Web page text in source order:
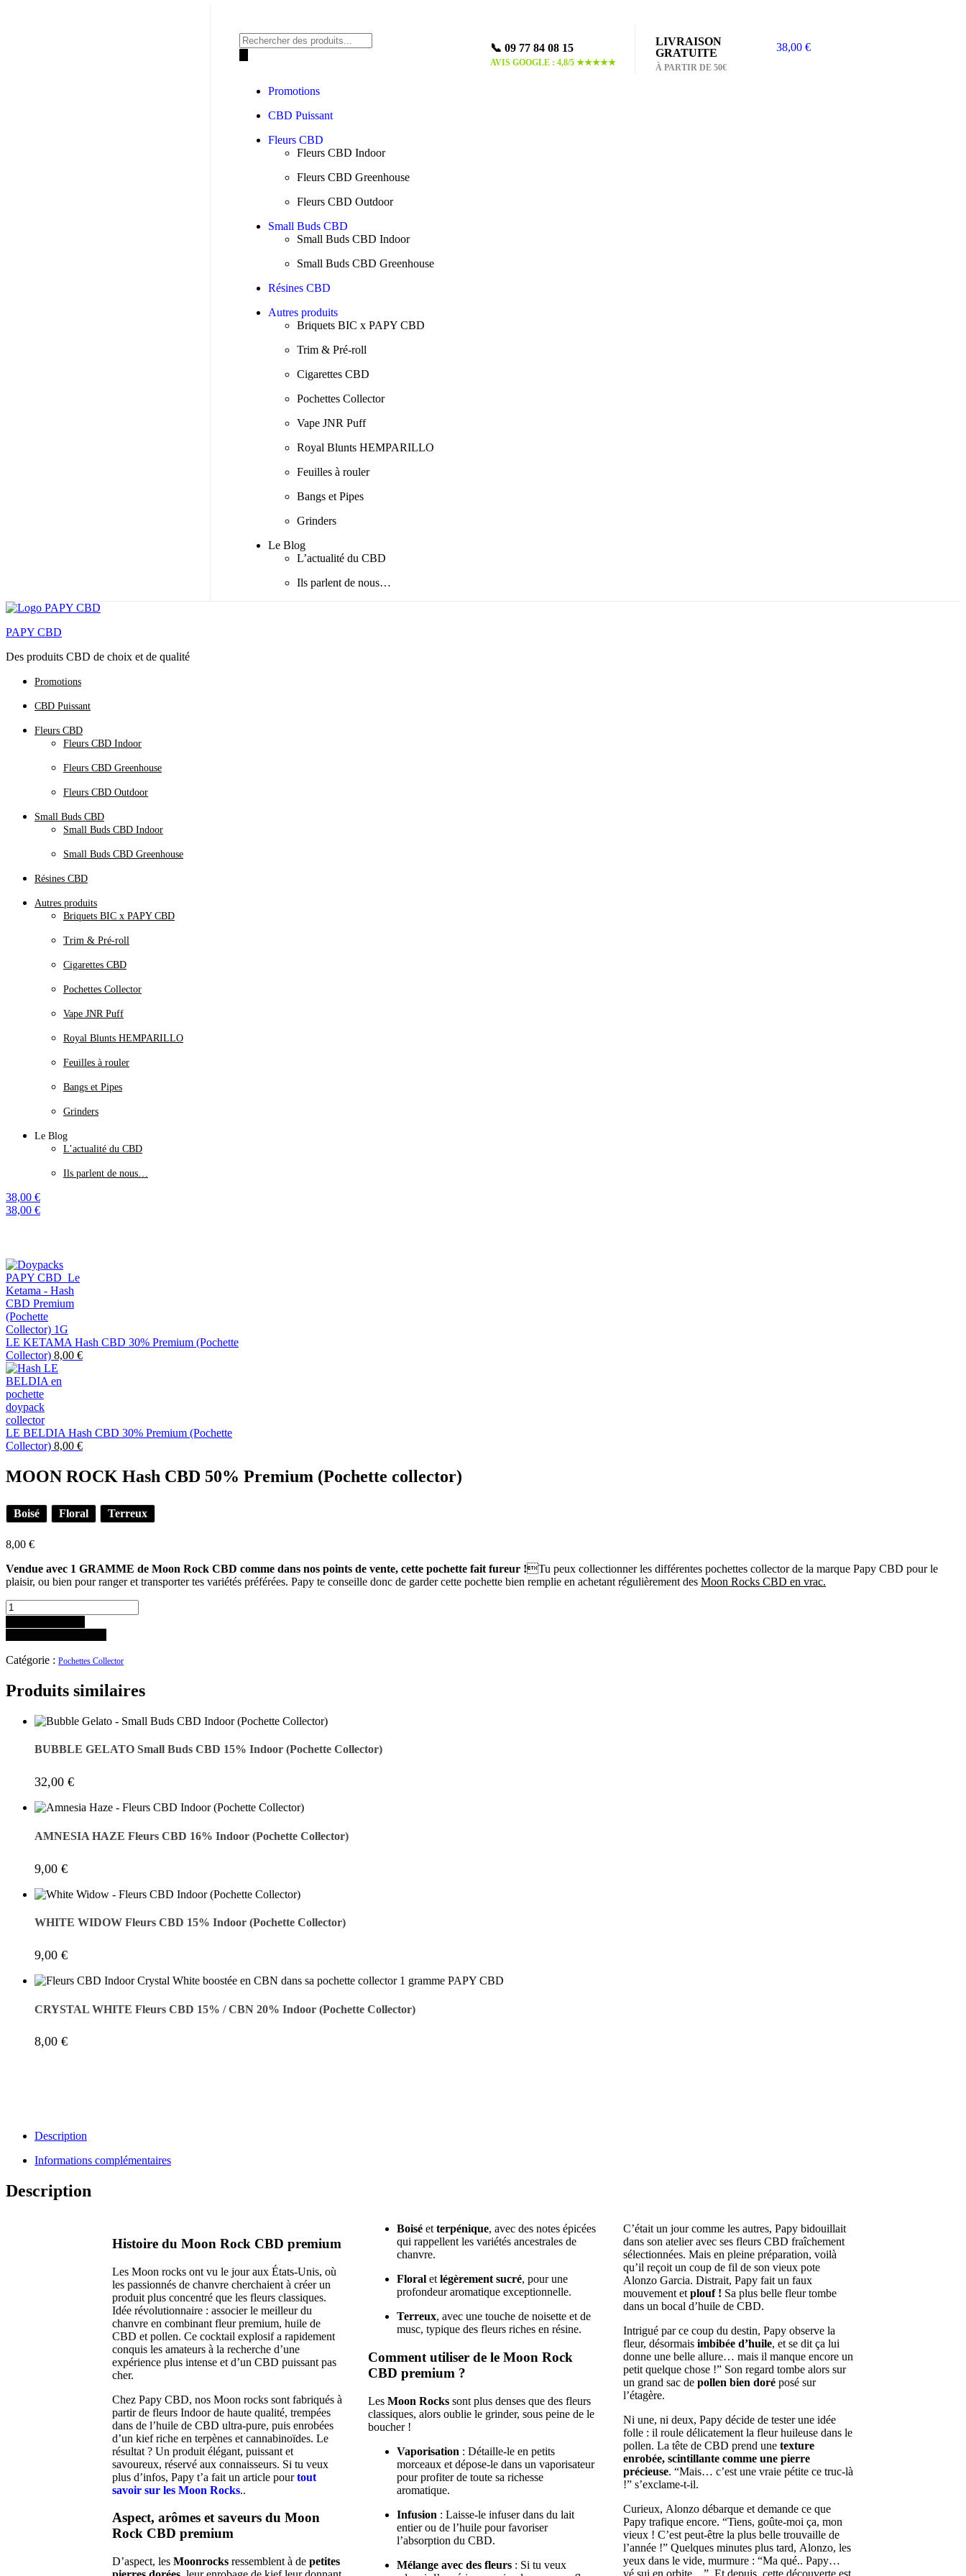
📞 09 77 84 08 15
AVIS GOOGLE : 4,8/5 ★★★★★
LIVRAISON
GRATUITE
À PARTIR DE 50€
38,00 €
Promotions
CBD Puissant
Fleurs CBD
Fleurs CBD Indoor
Fleurs CBD Greenhouse
Fleurs CBD Outdoor
Small Buds CBD
Small Buds CBD Indoor
Small Buds CBD Greenhouse
Résines CBD
Autres produits
Briquets BIC x PAPY CBD
Trim & Pré-roll
Cigarettes CBD
Pochettes Collector
Vape JNR Puff
Royal Blunts HEMPARILLO
Feuilles à rouler
Bangs et Pipes
Grinders
Le Blog
L’actualité du CBD
Ils parlent de nous…
PAPY CBD
Des produits CBD de choix et de qualité
Promotions
CBD Puissant
Fleurs CBD
Fleurs CBD Indoor
Fleurs CBD Greenhouse
Fleurs CBD Outdoor
Small Buds CBD
Small Buds CBD Indoor
Small Buds CBD Greenhouse
Résines CBD
Autres produits
Briquets BIC x PAPY CBD
Trim & Pré-roll
Cigarettes CBD
Pochettes Collector
Vape JNR Puff
Royal Blunts HEMPARILLO
Feuilles à rouler
Bangs et Pipes
Grinders
Le Blog
L’actualité du CBD
Ils parlent de nous…
38,00 €
38,00 €
LE KETAMA Hash CBD 30% Premium (Pochette
Collector) 8,00 €
LE BELDIA Hash CBD 30% Premium (Pochette
Collector) 8,00 €
MOON ROCK Hash CBD 50% Premium (Pochette collector)
Boisé Floral Terreux
8,00 €
Vendue avec 1 GRAMME de Moon Rock CBD comme dans nos points de vente, cette pochette fait fureur !Tu peux collectionner les différentes pochettes collector de la marque Papy CBD pour le
plaisir, ou bien pour ranger et transporter tes variétés préférées. Papy te conseille donc de garder cette pochette bien remplie en achetant régulièrement des Moon Rocks CBD en vrac.
Catégorie : Pochettes Collector
Produits similaires
BUBBLE GELATO Small Buds CBD 15% Indoor (Pochette Collector)
32,00 €
AMNESIA HAZE Fleurs CBD 16% Indoor (Pochette Collector)
9,00 €
WHITE WIDOW Fleurs CBD 15% Indoor (Pochette Collector)
9,00 €
CRYSTAL WHITE Fleurs CBD 15% / CBN 20% Indoor (Pochette Collector)
8,00 €
Description
Informations complémentaires
Description
Histoire du Moon Rock CBD premium
Les Moon rocks ont vu le jour aux États-Unis, où
les passionnés de chanvre cherchaient à créer un
produit plus concentré que les fleurs classiques.
Idée révolutionnaire : associer le meilleur du
chanvre en combinant fleur premium, huile de
CBD et pollen. Ce cocktail explosif a rapidement
conquis les amateurs à la recherche d’une
expérience plus intense et d’un CBD puissant pas
cher.
Chez Papy CBD, nos Moon rocks sont fabriqués à
partir de fleurs Indoor de haute qualité, trempées
dans de l’huile de CBD ultra-pure, puis enrobées
d’un kief riche en terpènes et cannabinoïdes. Le
résultat ? Un produit élégant, puissant et
savoureux, réservé aux connaisseurs. Si tu veux
plus d’infos, Papy t’a fait un article pourtout
savoir sur les Moon Rocks..
Aspect, arômes et saveurs du Moon
Rock CBD premium
D’aspect, les Moonrocks ressemblent à de petites
Boiséet terpénique, avec des notes épicées
qui rappellent les variétés ancestrales de
chanvre.
Floralet légèrement sucré, pour une
profondeur aromatique exceptionnelle.
Terreux, avec une touche de noisette et de
musc, typique des fleurs riches en résine.
Comment utiliser de le Moon Rock
CBD premium ?
Les Moon Rockssont plus denses que des fleurs
classiques, alors oublie le grinder, sous peine de le
boucher !
Vaporisation : Détaille-le en petits
morceaux et dépose-le dans un vaporisateur
pour profiter de toute sa richesse
aromatique.
Infusion : Laisse-le infuser dans du lait
entier ou de l’huile pour favoriser
l’absorption du CBD.
Mélange avec des fleurs: Si tu veux
C’était un jour comme les autres, Papy bidouillait
dans son atelier avec ses fleurs CBD fraîchement
sélectionnées. Mais en pleine préparation, voilà
qu’il reçoit un coup de fil de son vieux pote
Alonzo Garcia. Distrait, Papy fait un faux
mouvement etplouf ! Sa plus belle fleur tombe
dans un bocal d’huile de CBD.
Intrigué par ce coup du destin, Papy observe la
fleur, désormaisimbibée d’huile, et se dit ça lui
donne une belle allure… mais il manque encore un
petit quelque chose !” Son regard tombe alors sur
un grand sac depollen bien doré posé sur
l’étagère.
Ni une, ni deux, Papy décide de tester une idée
folle : il roule délicatement la fleur huileuse dans le
pollen. La tête de CBD prend unetexture
enrobée, scintillante comme une pierre
précieuse. “Mais… c’est une vraie pétite ce truc-là
!” s’exclame-t-il.
Curieux, Alonzo débarque et demande ce que
Papy trafique encore. “Tiens, goûte-moi ça, mon
vieux ! C’est peut-être la plus belle trouvaille de
l’année !” Quelques minutes plus tard, Alonzo, les
yeux dans le vide, murmure : “Ma qué.. Papy…